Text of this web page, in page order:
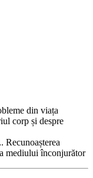
din viața
corp și despre
Recunoașterea
mediului înconjurător